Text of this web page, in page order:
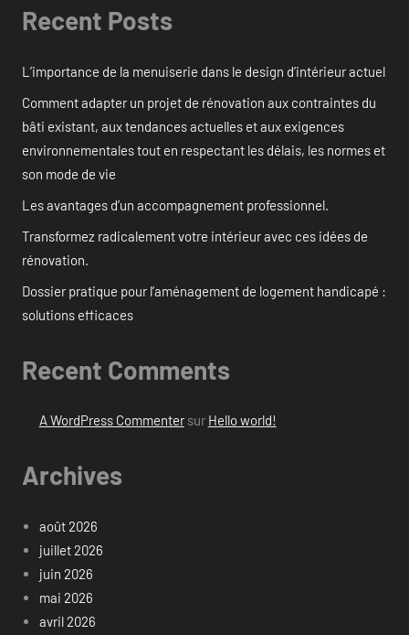
Recent Posts
L’importance de la menuiserie dans le design d’intérieur actuel
Comment adapter un projet de rénovation aux contraintes du
bâti existant, aux tendances actuelles et aux exigences
environnementales tout en respectant les délais, les normes et
son mode de vie
Les avantages d’un accompagnement professionnel.
Transformez radicalement votre intérieur avec ces idées de
rénovation.
Dossier pratique pour l’aménagement de logement handicapé :
solutions efficaces
Recent Comments
A WordPress Commentersur Hello world!
Archives
août 2026
juillet 2026
juin 2026
mai 2026
avril 2026